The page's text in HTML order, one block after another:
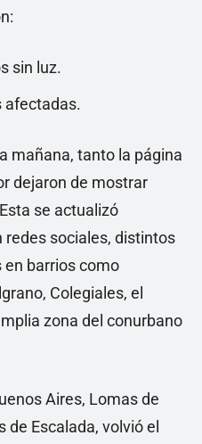
sin luz.
afectadas.
mañana, tanto la página
dejaron de mostrar
se actualizó
redes sociales, distintos
barrios como
Colegiales, el
zona del conurbano
Aires, Lomas de
Escalada, volvió el